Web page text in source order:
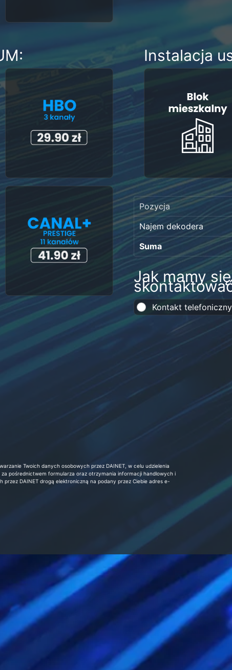
Instalacja
Pozycja
Najem dekodera
Suma
Jak mamy
Kontakt telefoniczny
Twoich danych osobowych przez DAINET, w celu udzielenia
za pośrednictwem formularza oraz otrzymania informacji handlowych i
DAINET drogą elektroniczną na podany przez Ciebie adres e-